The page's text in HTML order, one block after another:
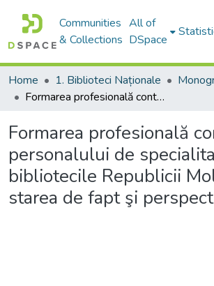
Communities
& Collections
All of
DSpace
Home 1. Biblioteci Naționale
Formarea profesională continuă a personalului de specialitate din bibliotecile Republicii Moldova: starea de fapt şi perspective
Formarea profesională
personalului de
bibliotecile Republicii
starea de fapt şi